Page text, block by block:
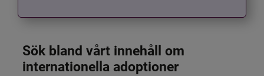
Sök bland vårt innehåll om
internationella adoptioner